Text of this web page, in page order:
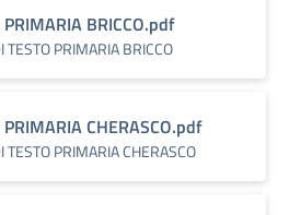
PRIMARIA BRICCO.pdf
TESTO PRIMARIA BRICCO
PRIMARIA CHERASCO.pdf
TESTO PRIMARIA CHERASCO